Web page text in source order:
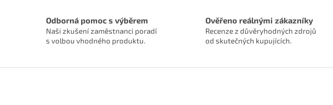
Odborná pomoc s výběrem
Naši zkušení zaměstnanci poradí
s volbou vhodného produktu.
Ověřeno reálnými zákazníky
Recenze z důvěryhodných zdrojů
od skutečných kupujících.